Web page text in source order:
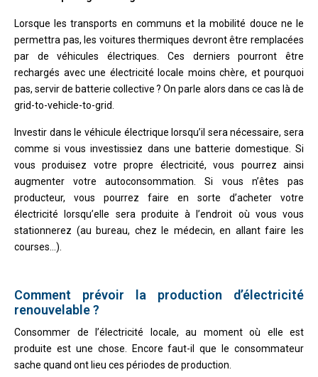
Lorsque les transports en communs et la mobilité douce ne le
permettra pas, les voitures thermiques devront être remplacées
par de véhicules électriques. Ces derniers pourront être
rechargés avec une électricité locale moins chère, et pourquoi
pas, servir de batterie collective ? On parle alors dans ce cas là de
grid-to-vehicle-to-grid.
Investir dans le véhicule électrique lorsqu’il sera nécessaire, sera
comme si vous investissiez dans une batterie domestique. Si
vous produisez votre propre électricité, vous pourrez ainsi
augmenter votre autoconsommation. Si vous n’êtes pas
producteur, vous pourrez faire en sorte d’acheter votre
électricité lorsqu’elle sera produite à l’endroit où vous vous
stationnerez (au bureau, chez le médecin, en allant faire les
courses…).
Comment prévoir la production d’électricité
renouvelable ?
Consommer de l’électricité locale, au moment où elle est
produite est une chose. Encore faut-il que le consommateur
sache quand ont lieu ces périodes de production.